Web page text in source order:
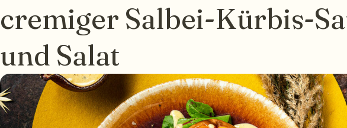
cremiger Salbei-Kürbis-
und Salat